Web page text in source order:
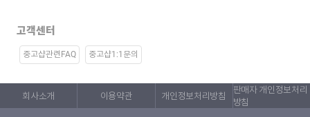
고객센터
중고샵관련FAQ 중고샵1:1문의
회사소개 이용약관 개인정보처리방침
판매자 개인정보처리
방침